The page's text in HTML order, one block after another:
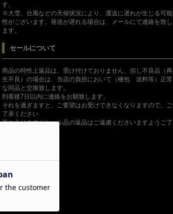
す。
※大雪、台風などの天候状況により、運送に遅れが生じる可能
性がございます。発送が遅れる場合は、メールにて連絡を致し
ます。
セールについて
商品の特性上返品は、受け付けておりません、但し不良品（再
生不良）の場合は、当店の負担において（梱包 送料等）正常
な同品と交換致します。
到着後7日以内に連絡をお願致します。
それを過ぎますと、ご要望はお受けできなくなりますので、ご
了承ください
恐れ入りますがセール品の返品はご遠慮くださいますようご了